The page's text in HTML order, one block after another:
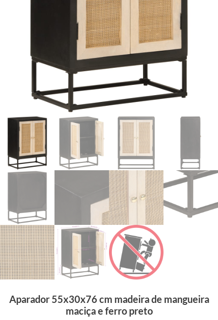
Aparador 55x30x76 cm madeira de mangueira
maciça e ferro preto